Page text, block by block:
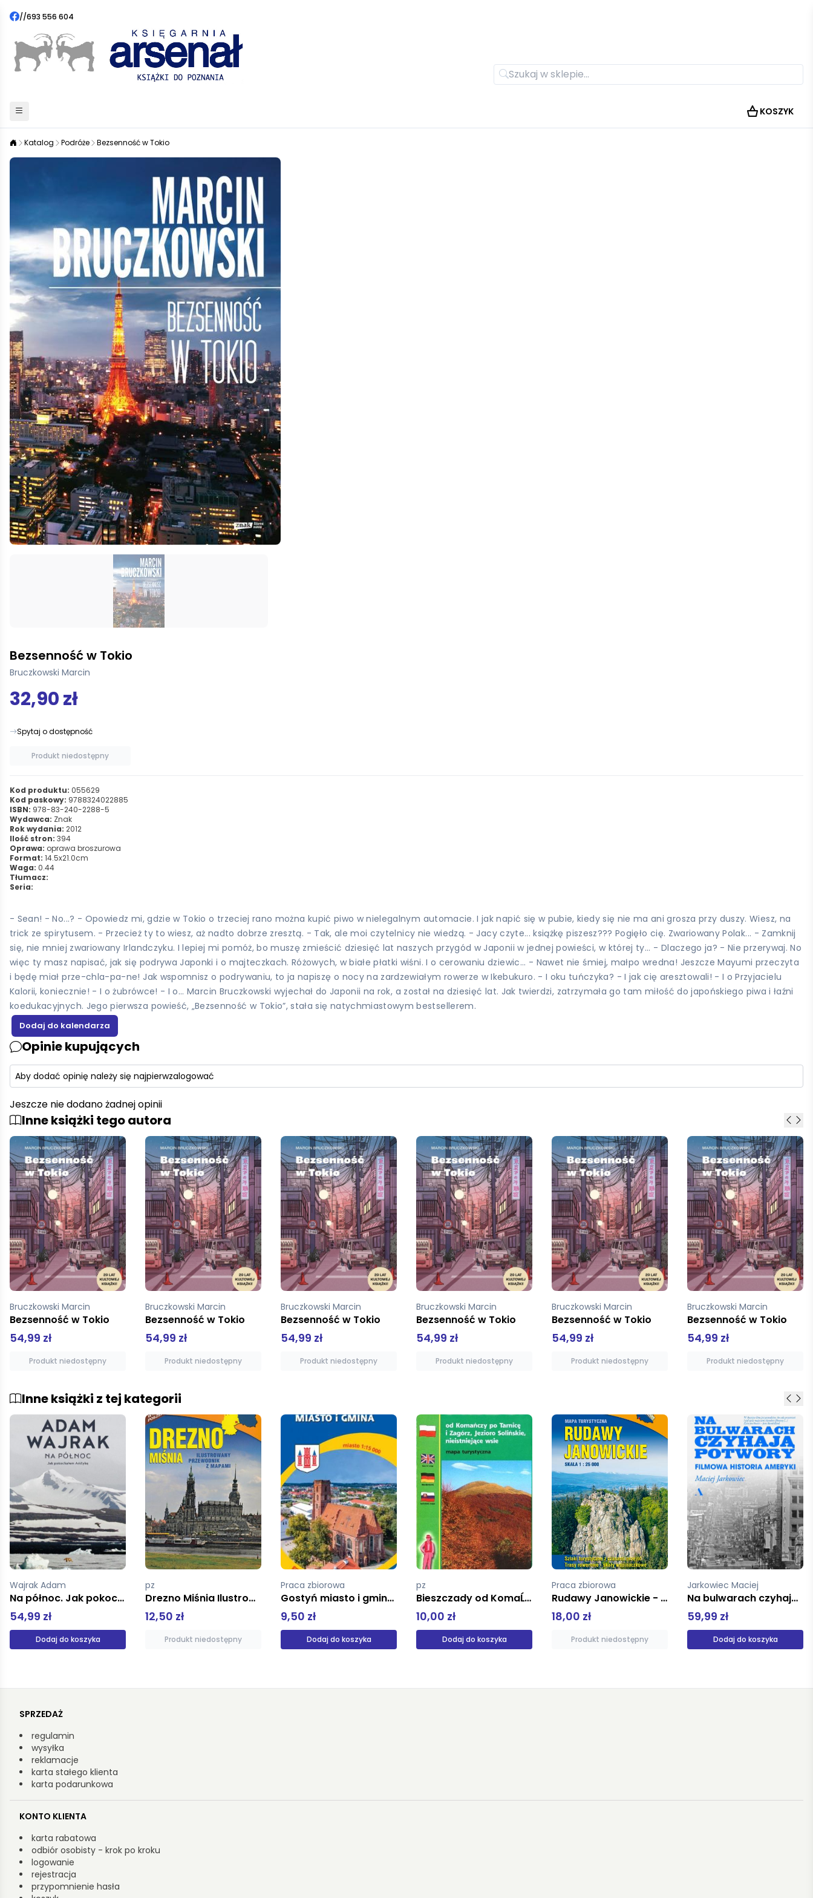
//693 556 604
KOSZYK
Katalog Podróże Bezsenność w Tokio
Bezsenność w Tokio
Bruczkowski Marcin
32,90 zł
Spytaj o dostępność
Produkt niedostępny
Kod produktu: 055629
Kod paskowy: 9788324022885
ISBN: 978-83-240-2288-5
Wydawca: Znak
Rok wydania: 2012
Ilość stron: 394
Oprawa: oprawa broszurowa
Format: 14.5x21.0cm
Waga: 0.44
Tłumacz:
Seria:
- Sean! - No...? - Opowiedz mi, gdzie w Tokio o trzeciej rano można kupić piwo w nielegalnym automacie. I jak napić się w pubie, kiedy się nie ma ani grosza przy duszy. Wiesz, na
trick ze spirytusem. - Przecież ty to wiesz, aż nadto dobrze zresztą. - Tak, ale moi czytelnicy nie wiedzą. - Jacy czyte... książkę piszesz??? Pogięło cię. Zwariowany Polak... - Zamknij
się, nie mniej zwariowany Irlandczyku. I lepiej mi pomóż, bo muszę zmieścić dziesięć lat naszych przygód w Japonii w jednej powieści, w której ty... - Dlaczego ja? - Nie przerywaj. No
więc ty masz napisać, jak się podrywa Japonki i o majteczkach. Różowych, w białe płatki wiśni. I o cerowaniu dziewic... - Nawet nie śmiej, małpo wredna! Jeszcze Mayumi przeczyta
i będę miał prze-chla-pa-ne! Jak wspomnisz o podrywaniu, to ja napiszę o nocy na zardzewiałym rowerze w Ikebukuro. - I oku tuńczyka? - I jak cię aresztowali! - I o Przyjacielu
Kalorii, koniecznie! - I o żubrówce! - I o... Marcin Bruczkowski wyjechał do Japonii na rok, a został na dziesięć lat. Jak twierdzi, zatrzymała go tam miłość do japońskiego piwa i łaźni
koedukacyjnych. Jego pierwsza powieść, „Bezsenność w Tokio”, stała się natychmiastowym bestsellerem.
Opinie kupujących
Aby dodać opinię należy się najpierwzalogować
Jeszcze nie dodano żadnej opinii
Inne książki tego autora
Bruczkowski Marcin
Bezsenność w Tokio
54,99 zł
Produkt niedostępny
Bruczkowski Marcin
Bezsenność w Tokio
54,99 zł
Produkt niedostępny
Bruczkowski Marcin
Bezsenność w Tokio
54,99 zł
Produkt niedostępny
Bruczkowski Marcin
Bezsenność w Tokio
54,99 zł
Produkt niedostępny
Bruczkowski Marcin
Bezsenność w Tokio
54,99 zł
Produkt niedostępny
Bruczkowski Marcin
Bezsenność w Tokio
54,99 zł
Produkt niedostępny
Inne książki z tej kategorii
pz
Drezno Miśnia Ilustrowany przewodnik z mapami
12,50 zł
Produkt niedostępny
Praca zbiorowa
Gostyń miasto i gmina 1:15 000
9,50 zł
Dodaj do koszyka
pz
Bieszczady od KomaĹ„czy po TarnicÄ™ i ZagĂłrz Jezioro SoliĹ„skie i nieistniejÄ…ce wsie 1:75000
10,00 zł
Dodaj do koszyka
Praca zbiorowa
Rudawy Janowickie - mapa
18,00 zł
Produkt niedostępny
Jarkowiec Maciej
Na bulwarach czyhają potwory. Filmowa historia Ameryki
59,99 zł
Dodaj do koszyka
Atlas odkrywców
69,99 zł
Produkt niedostępny
SPRZEDAŻ
regulamin
wysyłka
reklamacje
karta stałego klienta
karta podarunkowa
KONTO KLIENTA
karta rabatowa
odbiór osobisty - krok po kroku
logowanie
rejestracja
przypomnienie hasła